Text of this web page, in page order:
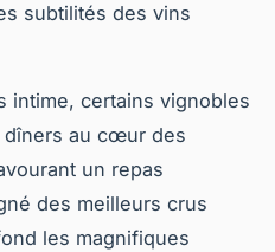
subtilités des vins
intime, certains vignobles
au cœur des
un repas
des meilleurs crus
les magnifiques